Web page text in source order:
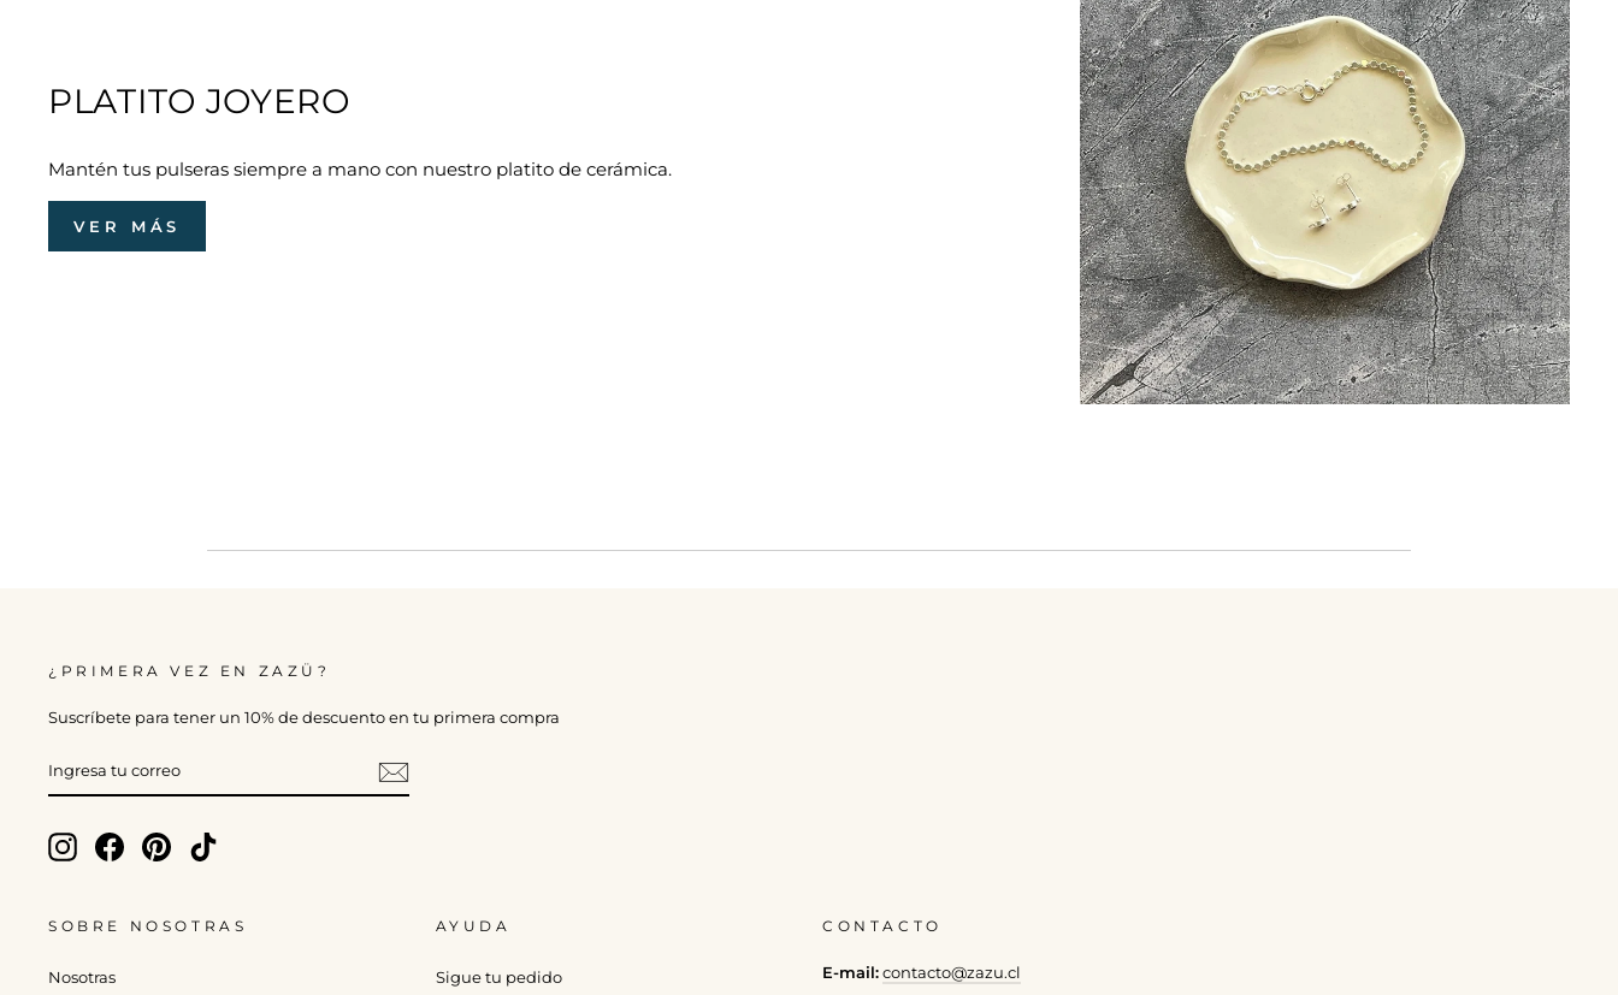
PLATITO JOYERO
Mantén tus pulseras siempre a mano con nuestro platito de cerámica.
VER MÁS
¿PRIMERA VEZ EN ZAZÜ?
Suscríbete para tener un 10% de descuento en tu primera compra
TU
CORREO
InstagramFacebookPinterest
SOBRE NOSOTRAS
Nosotras
AYUDA
Sigue tu pedido
CONTACTO
E-mail: contacto@zazu.cl